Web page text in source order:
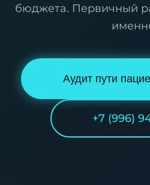
бюджета. Первичный
Аудит пути
+7 (996)